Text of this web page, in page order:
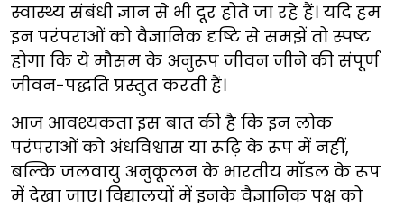
स्वास्थ्य संबंधी ज्ञान से भी दूर होते जा रहे हैं। यदि हम
इन परंपराओं को वैज्ञानिक दृष्टि से समझें तो स्पष्ट
होगा कि ये मौसम के अनुरूप जीवन जीने की संपूर्ण
जीवन-पद्धति प्रस्तुत करती हैं।
आज आवश्यकता इस बात की है कि इन लोक
परंपराओं को अंधविश्वास या रूढ़ि के रूप में नहीं,
बल्कि जलवायु अनुकूलन के भारतीय मॉडल के रूप
में देखा जाए। विद्यालयों में इनके वैज्ञानिक पक्ष को